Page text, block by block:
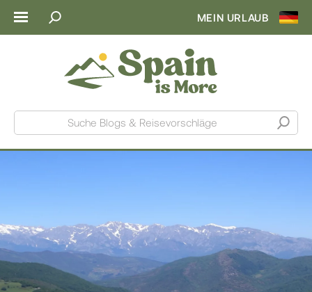
MEIN URLAUB
Suche Blogs & Reisevorschläge